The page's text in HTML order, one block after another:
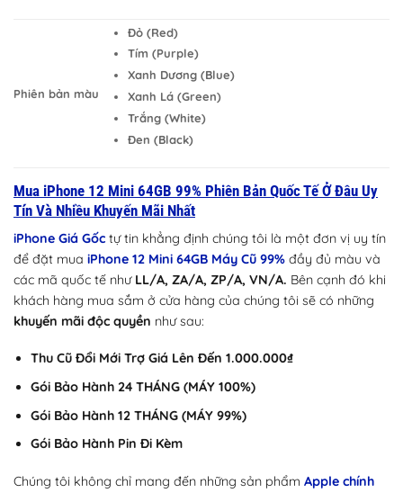
Phiên bản màu
Đỏ (Red)
Tím (Purple)
Xanh Dương (Blue)
Xanh Lá (Green)
Trắng (White)
Đen (Black)
Mua iPhone 12 Mini 64GB 99% Phiên Bản Quốc Tế Ở Đâu Uy
Tín Và Nhiều Khuyến Mãi Nhất
iPhone Giá Gốc tự tin khẳng định chúng tôi là một đơn vị uy tín
để đặt mua iPhone 12 Mini 64GB Máy Cũ 99% đầy đủ màu và
các mã quốc tế như LL/A, ZA/A, ZP/A, VN/A. Bên cạnh đó khi
khách hàng mua sắm ở cửa hàng của chúng tôi sẽ có những
khuyến mãi độc quyền như sau:
Thu Cũ Đổi Mới Trợ Giá Lên Đến 1.000.000₫
Gói Bảo Hành 24 THÁNG (MÁY 100%)
Gói Bảo Hành 12 THÁNG (MÁY 99%)
Gói Bảo Hành Pin Đi Kèm
Chúng tôi không chỉ mang đến những sản phẩm Apple chính